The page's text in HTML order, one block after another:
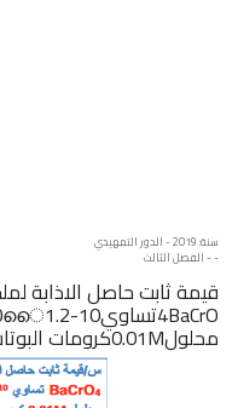
سنة: 2019 - الدور التمهيدي
- - الفصل الثالث
قيمة ثابت حاصل الاذابة
محلول0.01Mكرومات البوتاسيوم4CrO2K